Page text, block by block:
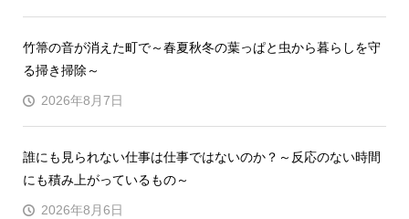
竹箒の音が消えた町で～春夏秋冬の葉っぱと虫から暮らしを守
る掃き掃除～
2026年8月7日
誰にも見られない仕事は仕事ではないのか？～反応のない時間
にも積み上がっているもの～
2026年8月6日